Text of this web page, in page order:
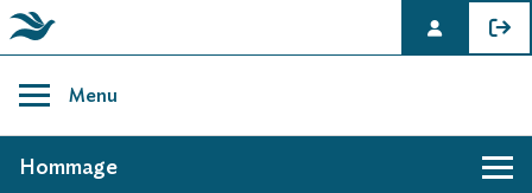
content
Menu
AVIS DE DÉCÈS DE MADELEINE
Hommage